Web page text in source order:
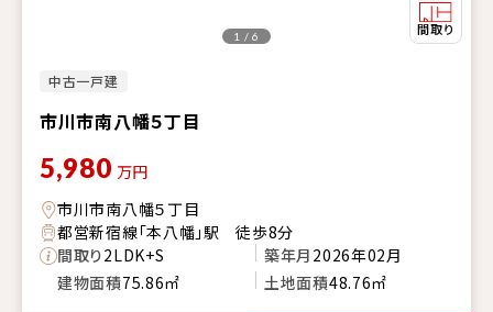
中古一戸建
市川市南八幡５丁目
1 / 6
5,980 万円
市川市南八幡５丁目
都営新宿線「本八幡」駅 徒歩8分
間取り2LDK+S 築年月 2026年02月
建物面積75.86㎡ 土地面積48.76㎡